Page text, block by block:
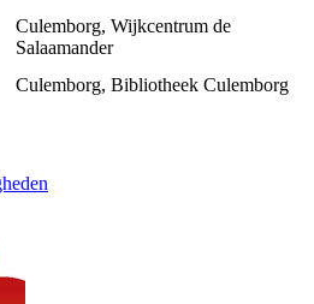
Culemborg, Wijkcentrum de
Salaamander
Culemborg, Bibliotheek Culemborg